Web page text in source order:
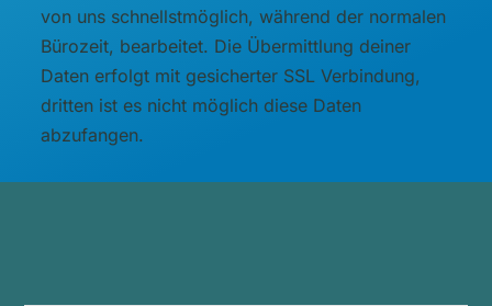
von uns schnellstmöglich, während der normalen
Bürozeit, bearbeitet. Die Übermittlung deiner
Daten erfolgt mit gesicherter SSL Verbindung,
dritten ist es nicht möglich diese Daten
abzufangen.